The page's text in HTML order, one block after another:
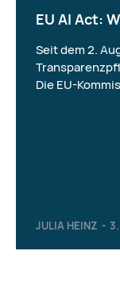
EU AI Act:
JULIA HEINZ -
Seit dem 2.
Die EU-